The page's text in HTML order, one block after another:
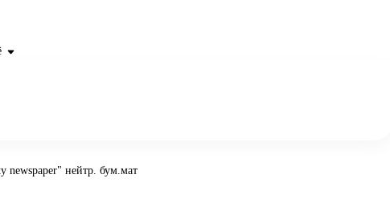
newspaper" нейтр. бум.мат